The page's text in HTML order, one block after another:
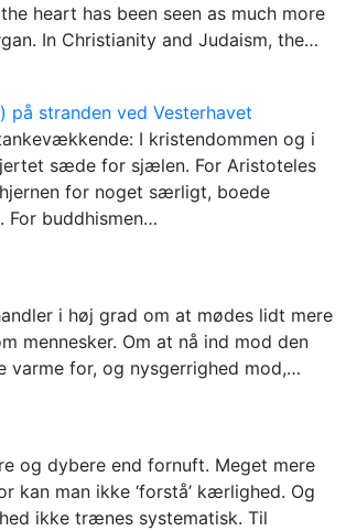
heart has been seen as much more
In Christianity and Judaism, the…
I kristendommen og i
sæde for sjælen. For Aristoteles
for noget særligt, boede
For buddhismen…
i høj grad om at mødes lidt mere
mennesker. Om at nå ind mod den
varme for, og nysgerrighed mod,…
og dybere end fornuft. Meget mere
kan man ikke ‘forstå’ kærlighed. Og
ikke trænes systematisk. Til